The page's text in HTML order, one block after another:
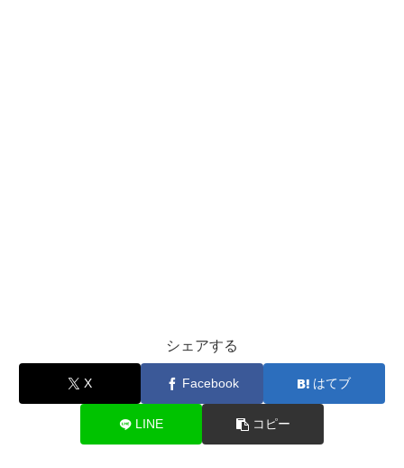
シェアする
X Facebook はてブ
LINE コピー